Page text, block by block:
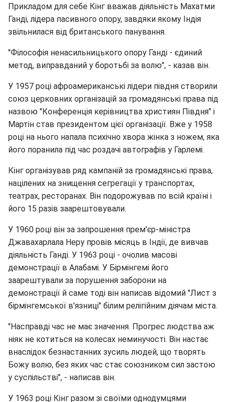
Прикладом для себе Кінг вважав діяльність Махатми
Ганді, лідера пасивного опору, завдяки якому Індія
звільнилася від британського панування.
"Філософія ненасильницького опору Ганді - єдиний
метод, виправданий у боротьбі за волю", - казав він.
У 1957 році афроамериканські лідери півдня створили
союз церковних організацій за громадянські права під
назвою "Конференція керівництва християн Півдня" і
Мартін став президентом цієї організації. Вже у 1958
році на нього напала психічно хвора жінка з ножем, яка
його поранила під час роздачі автографів у Гарлемі.
Кінг організував ряд кампаній за громадянські права,
націлених на знищення сегрегації у транспортах,
театрах, ресторанах. Він подорожував по всій країні і
його 15 разів заарештовували.
У 1960 році він за запрошення прем'єр-міністра
Джавахарлала Неру провів місяць в Індії, де вивчав
діяльність Ганді. У 1963 році - очолив масові
демонстрації в Алабамі. У Бірмінгемі його
заарештували за порушення заборони на
демонстрації й саме тоді він написав відомий "Лист з
бірмінгемської в'язниці" білим релігійним діячам міста.
"Насправді час не має значення. Прогрес людства аж
ніяк не котиться на колесах неминучості. Він настає
внаслідок безнастанних зусиль людей, що творять
Божу волю, без яких час стає союзником сил застою
у суспільстві", - написав він.
У 1963 році Кінг разом зі своїми однодумцями